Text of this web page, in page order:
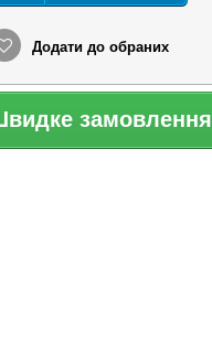
Додати до обраних
замовлення